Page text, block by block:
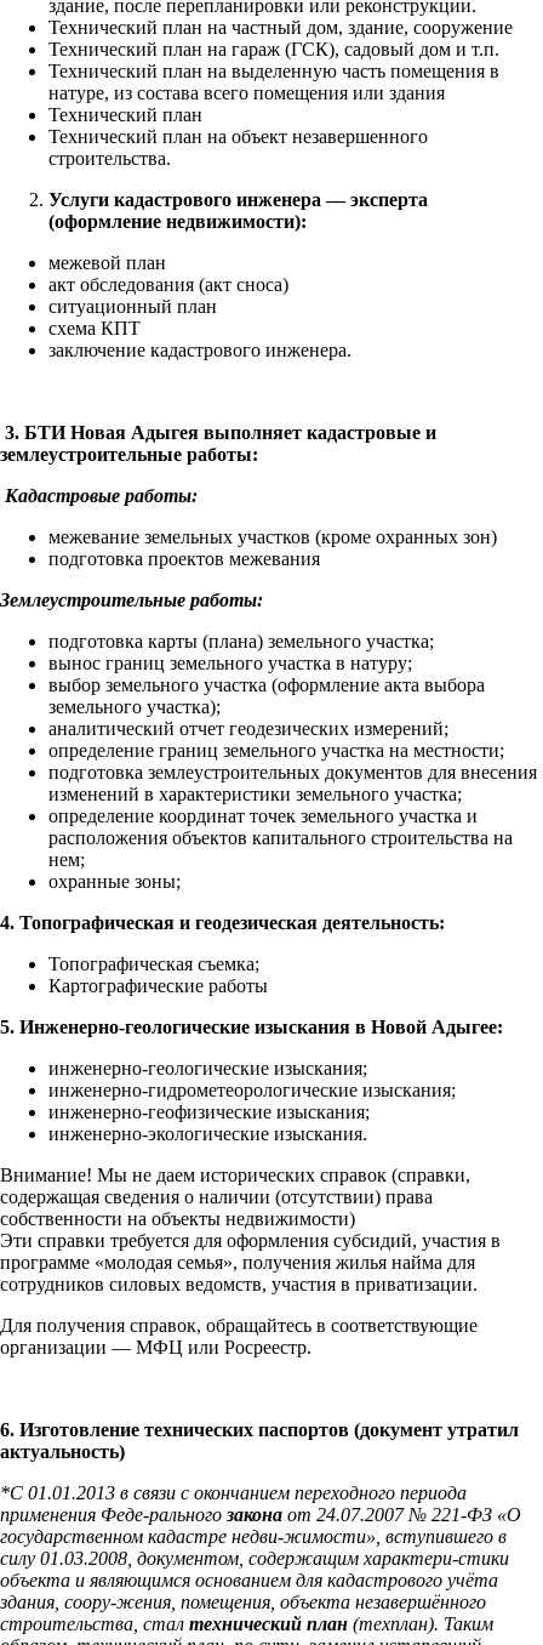
здание, после перепланировки или реконструкции.
Технический план на частный дом, здание, сооружение
Технический план на гараж (ГСК), садовый дом и т.п.
Технический план на выделенную часть помещения в
натуре, из состава всего помещения или здания
Технический план
Технический план на объект незавершенного
строительства.
Услуги кадастрового инженера — эксперта
(оформление недвижимости):
межевой план
акт обследования (акт сноса)
ситуационный план
схема КПТ
заключение кадастрового инженера.
3. БТИ Новая Адыгея выполняет кадастровые и
землеустроительные работы:
Кадастровые работы:
межевание земельных участков (кроме охранных зон)
подготовка проектов межевания
Землеустроительные работы:
подготовка карты (плана) земельного участка;
вынос границ земельного участка в натуру;
выбор земельного участка (оформление акта выбора
земельного участка);
аналитический отчет геодезических измерений;
определение границ земельного участка на местности;
подготовка землеустроительных документов для внесения
изменений в характеристики земельного участка;
определение координат точек земельного участка и
расположения объектов капитального строительства на
нем;
охранные зоны;
4. Топографическая и геодезическая деятельность:
Топографическая съемка;
Картографические работы
5. Инженерно-геологические изыскания в Новой Адыгее:
инженерно-геологические изыскания;
инженерно-гидрометеорологические изыскания;
инженерно-геофизические изыскания;
инженерно-экологические изыскания.
Внимание! Мы не даем исторических справок (справки,
содержащая сведения о наличии (отсутствии) права
собственности на объекты недвижимости)
Эти справки требуется для оформления субсидий, участия в
программе «молодая семья», получения жилья найма для
сотрудников силовых ведомств, участия в приватизации.
Для получения справок, обращайтесь в соответствующие
организации — МФЦ или Росреестр.
6. Изготовление технических паспортов (документ утратил
актуальность)
*С 01.01.2013 в связи с окончанием переходного периода
применения Феде-рального закона от 24.07.2007 № 221-ФЗ «О
государственном кадастре недви-жимости», вступившего в
силу 01.03.2008, документом, содержащим характери-стики
объекта и являющимся основанием для кадастрового учёта
здания, соору-жения, помещения, объекта незавершённого
строительства, стал технический план (техплан). Таким